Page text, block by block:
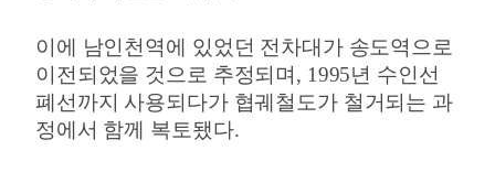
이에 남인천역에 있었던 전차대가 송도역으로
이전되었을 것으로 추정되며, 1995년 수인선
폐선까지 사용되다가 협궤철도가 철거되는 과
정에서 함께 복토됐다.